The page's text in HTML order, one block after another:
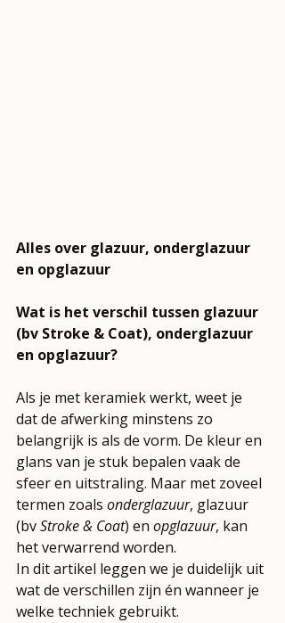
Alles over glazuur, onderglazuur
en opglazuur
Wat is het verschil tussen glazuur
(bv Stroke & Coat), onderglazuur
en opglazuur?
Als je met keramiek werkt, weet je
dat de afwerking minstens zo
belangrijk is als de vorm. De kleur en
glans van je stuk bepalen vaak de
sfeer en uitstraling. Maar met zoveel
termen zoals onderglazuur, glazuur
(bv Stroke & Coat) en opglazuur, kan
het verwarrend worden.
In dit artikel leggen we je duidelijk uit
wat de verschillen zijn én wanneer je
welke techniek gebruikt.